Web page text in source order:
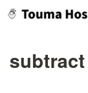
subtract